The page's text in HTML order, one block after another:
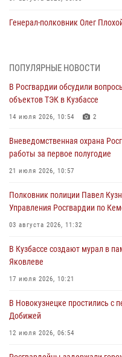
Генерал-полковник Олег
07 августа 2026, 05:32
С 1 сентября 2026 года
частной охранной деятельности
06 августа 2026, 10:19
Росгвардейцы задержали
ножевого ранения
06 августа 2026, 09:18
Росгвардейцы задержали
горожанки
06 августа 2026, 08:17
Росгвардейцы пресекли
новокузнечанку от
06 августа 2026, 07:16
ПОПУЛЯРНЫЕ НОВОСТИ
В Росгвардии обсудили
объектов ТЭК в Кузбассе
14 июля 2026, 10:54 2
Вневедомственная охрана
работы за первое полугодие
21 июля 2026, 10:57
Полковник полиции Павел
Управления Росгвардии по
03 августа 2026, 11:32
В Кузбассе создают мурал в
Яковлеве
17 июля 2026, 10:21
В Новокузнецке простились
Добижей
12 июля 2026, 06:54